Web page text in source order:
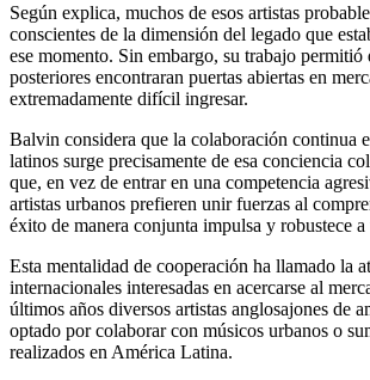
Según explica, muchos de esos artistas
conscientes de la dimensión del legado que
ese momento. Sin embargo, su trabajo permitió
posteriores encontraran puertas abiertas en
extremadamente difícil ingresar.
Balvin considera que la colaboración continua
latinos surge precisamente de esa conciencia
que, en vez de entrar en una competencia
artistas urbanos prefieren unir fuerzas al
éxito de manera conjunta impulsa y robustece
Esta mentalidad de cooperación ha llamado la
internacionales interesadas en acercarse al
últimos años diversos artistas anglosajones de
optado por colaborar con músicos urbanos o
realizados en América Latina.